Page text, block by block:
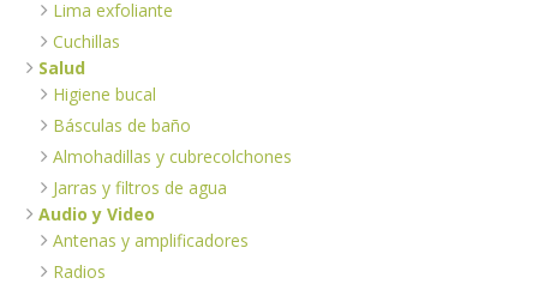
Lima exfoliante
Cuchillas
Salud
Higiene bucal
Básculas de baño
Almohadillas y cubrecolchones
Jarras y filtros de agua
Audio y Video
Antenas y amplificadores
Radios